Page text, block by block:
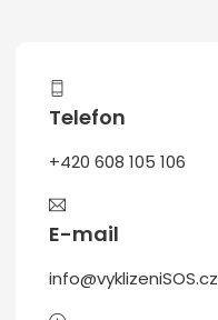
Telefon
+420 608 105 106
E-mail
info@vyklizeniSOS.cz